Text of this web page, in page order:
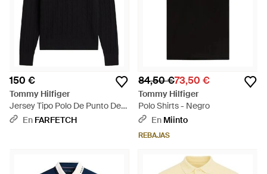
150 €
Tommy Hilfiger
Jersey Tipo Polo De Punto De
Ochos - Negro
En FARFETCH
84,50 €73,50 €
Tommy Hilfiger
Polo Shirts - Negro
En Miinto
REBAJAS